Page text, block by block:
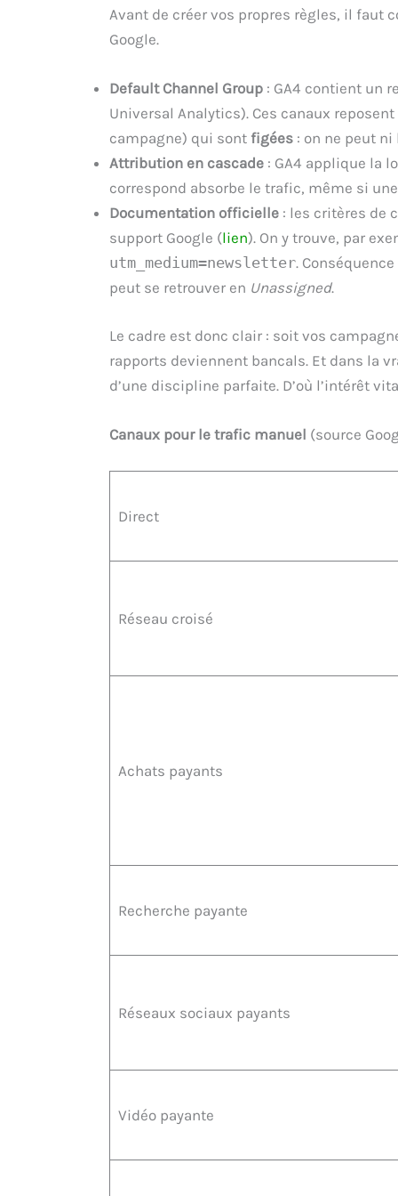
Avant de créer vos propres règles, il faut
Google.
Default Channel Group : GA4 contient un
Universal Analytics). Ces canaux
campagne) qui sont figées : on ne peut
Attribution en cascade : GA4 applique la
correspond absorbe le trafic, même si
Documentation officielle : les critères de
support Google (lien). On y trouve, par
utm_medium=newsletter.
peut se retrouver en Unassigned.
Le cadre est donc clair : soit vos
rapports deviennent bancals. Et dans la
d’une discipline parfaite. D’où l’intérêt
Canaux pour le trafic manuel (source
Direct
Réseau croisé
Achats payants
Recherche payante
Réseaux sociaux payants
Vidéo payante